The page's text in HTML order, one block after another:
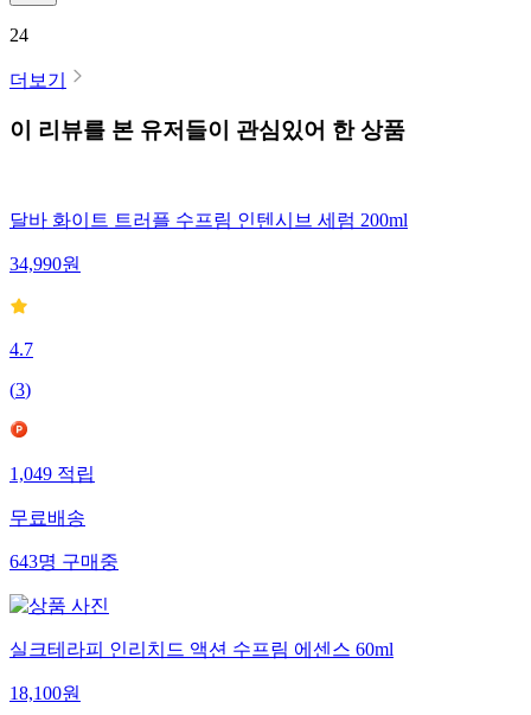
24
더보기
이 리뷰를 본 유저들이 관심있어 한 상품
달바 화이트 트러플 수프림 인텐시브 세럼 200ml
34,990원
4.7
(3)
1,049적립
무료배송
643명구매중
실크테라피 인리치드 액션 수프림 에센스 60ml
18,100원